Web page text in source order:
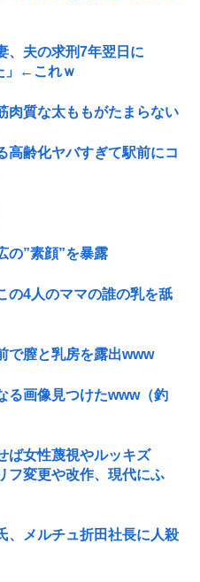
、夫の求刑7年翌日に
」←これｗ
肉質な太ももがたまらない
高齢化ヤバすぎて駅前にコ
の”素顔”を暴露
の4人のママの誰の乳を舐
で膣と乳房を露出www
る画像見つけたwww（釣
ば女性蔑視やルッキズ
変更や改作、現代にふ
、メルチュ折田社長に人殺